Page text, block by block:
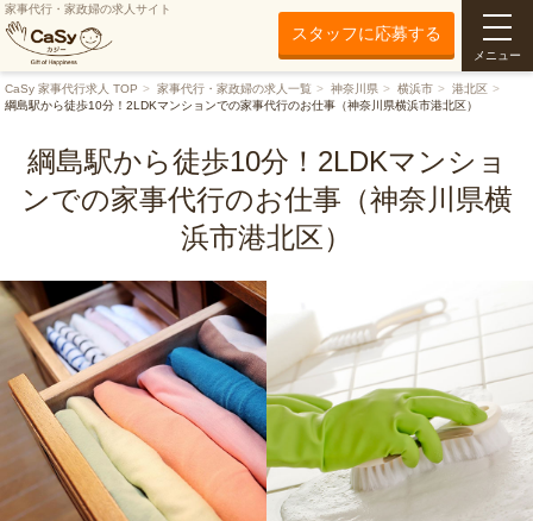
家事代行・家政婦の求人サイト
スタッフに応募する
メニュー
CaSy 家事代行求人 TOP 家事代行・家政婦の求人一覧 神奈川県 横浜市
港北区
綱島駅から徒歩10分！2LDKマンションでの家事代行のお仕事（神奈川県横浜市港北区）
綱島駅から徒歩10分！2LDKマンショ
ンでの家事代行のお仕事（神奈川県横
浜市港北区）